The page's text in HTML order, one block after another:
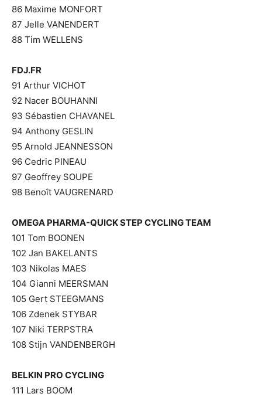
86 Maxime MONFORT
87 Jelle VANENDERT
88 Tim WELLENS
FDJ.FR
91 Arthur VICHOT
92 Nacer BOUHANNI
93 Sébastien CHAVANEL
94 Anthony GESLIN
95 Arnold JEANNESSON
96 Cedric PINEAU
97 Geoffrey SOUPE
98 Benoît VAUGRENARD
OMEGA PHARMA-QUICK STEP CYCLING TEAM
101 Tom BOONEN
102 Jan BAKELANTS
103 Nikolas MAES
104 Gianni MEERSMAN
105 Gert STEEGMANS
106 Zdenek STYBAR
107 Niki TERPSTRA
108 Stijn VANDENBERGH
BELKIN PRO CYCLING
111 Lars BOOM